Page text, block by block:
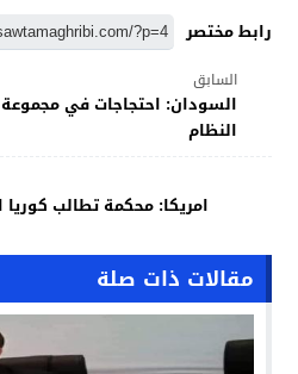
رابط مختصر
السابق
السودان: احتجاجات في
النظام
امريكا: محكمة تطالب
مقالات ذات صلة